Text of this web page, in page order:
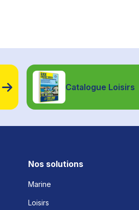
Catalogue Loisirs
Nos solutions
Marine
Loisirs